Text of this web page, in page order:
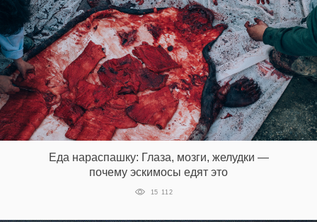
Еда нараспашку: Глаза, мозги, желудки —
почему эскимосы едят это
15 112